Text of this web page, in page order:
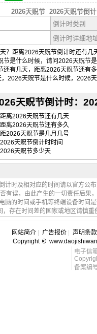
2026天贶节 2026天贶节倒
倒计时类别
倒计时详细地
？距离2026天贶节倒计时还有
是什么时候，请问2026天贶节
有几天，距离2026天贶节还有
2026天贶节是什么时候，2026
天贶节倒计时：
距离2026天贶节还有几天
距离2026天贶节还有多久
距2026天贶节是几月几号
2026天贶节倒计时时间
2026天贶节多少天
计时及相对应的时间请以官方公
有误，由此产生的一切责任后果
脑的时间或手机等终端设备时间
存在时间差的国家或地区请慎重
网站简介 广告报价
声明条款
Copyright
电子信
备案编